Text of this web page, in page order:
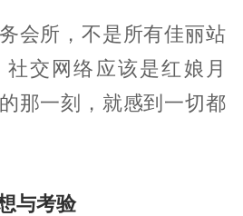
会所，不是所有佳丽站
交网络应该是红娘月
那一刻，就感到一切都
与考验